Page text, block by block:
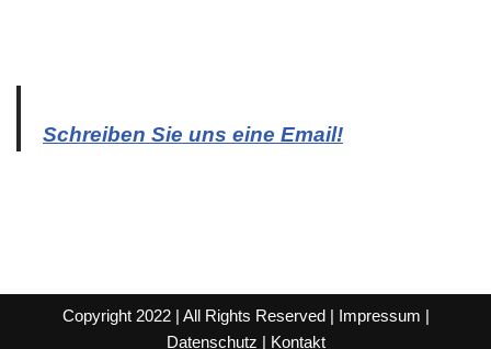
Schreiben Sie uns eine Email!
Copyright 2022 | All Rights Reserved | Impressum |
Datenschutz | Kontakt